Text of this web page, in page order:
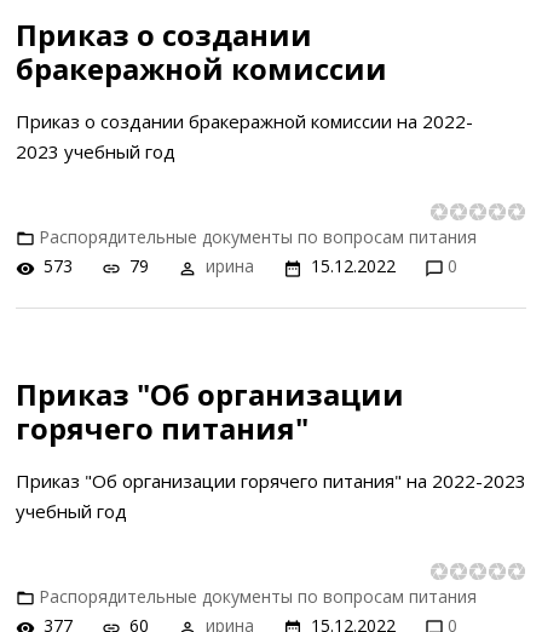
Приказ о создании
бракеражной комиссии
Приказ о создании бракеражной комиссии на 2022-
2023 учебный год
Распорядительные документы по вопросам питания
573
79 ирина 15.12.2022 0
Приказ "Об организации
горячего питания"
Приказ "Об организации горячего питания" на 2022-2023
учебный год
Распорядительные документы по вопросам питания
377
60 ирина 15.12.2022 0